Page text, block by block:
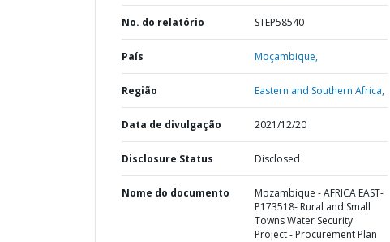
No. do relatório STEP58540
País Moçambique,
Região Eastern and Southern Africa,
Data de divulgação 2021/12/20
Disclosure Status Disclosed
Nome do documento
Mozambique - AFRICA EAST-
P173518- Rural and Small
Towns Water Security
Project - Procurement Plan